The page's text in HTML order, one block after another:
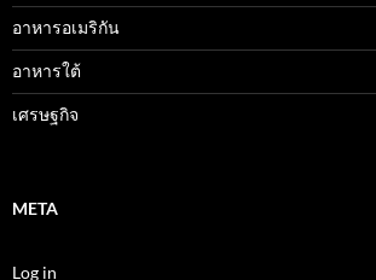
อาหารอเมริกัน
อาหารใต้
เศรษฐกิจ
META
Log in